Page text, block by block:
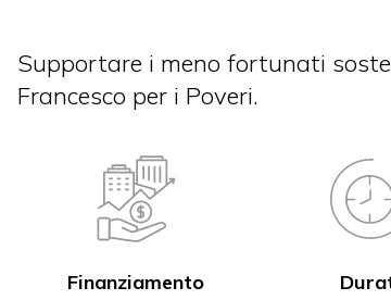
Supportare i meno fortunati
Francesco per i Poveri.
Finanziamento